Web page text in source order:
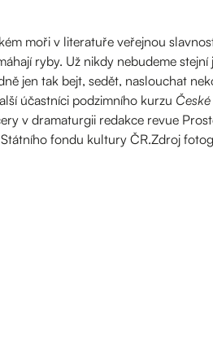
moři v literatuře veřejnou
ryby. Už nikdy nebudeme
jen tak bejt, sedět, naslouchat
účastníci podzimního kurzu
v dramaturgii redakce revue
fondu kultury ČR.Zdroj